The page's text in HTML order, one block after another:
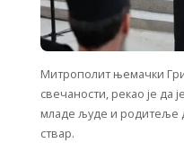
Митрополит њемачки
свечаности, рекао је да
младе људе и родитеље
ствар.